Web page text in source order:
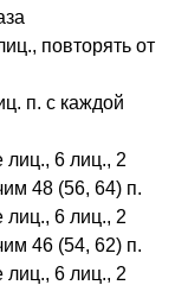
повторять от
п. с каждой
лиц., 6 лиц., 2
48 (56, 64) п.
лиц., 6 лиц., 2
46 (54, 62) п.
лиц., 6 лиц., 2